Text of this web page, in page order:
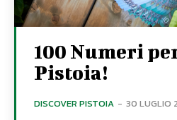
100 Numeri
Pistoia!
DISCOVER PISTOIA - 30 LUGLIO